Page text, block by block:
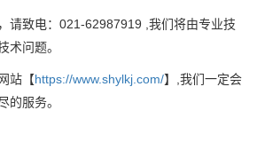
请致电：021-62987919 ,我们将由专业技
术问题。
站【https://www.shylkj.com/】,我们一定会
的服务。